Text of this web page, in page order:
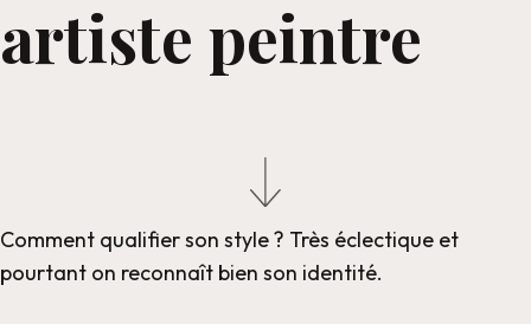
artiste peintre
Comment qualifier son style ? Très éclectique et
pourtant on reconnaît bien son identité.